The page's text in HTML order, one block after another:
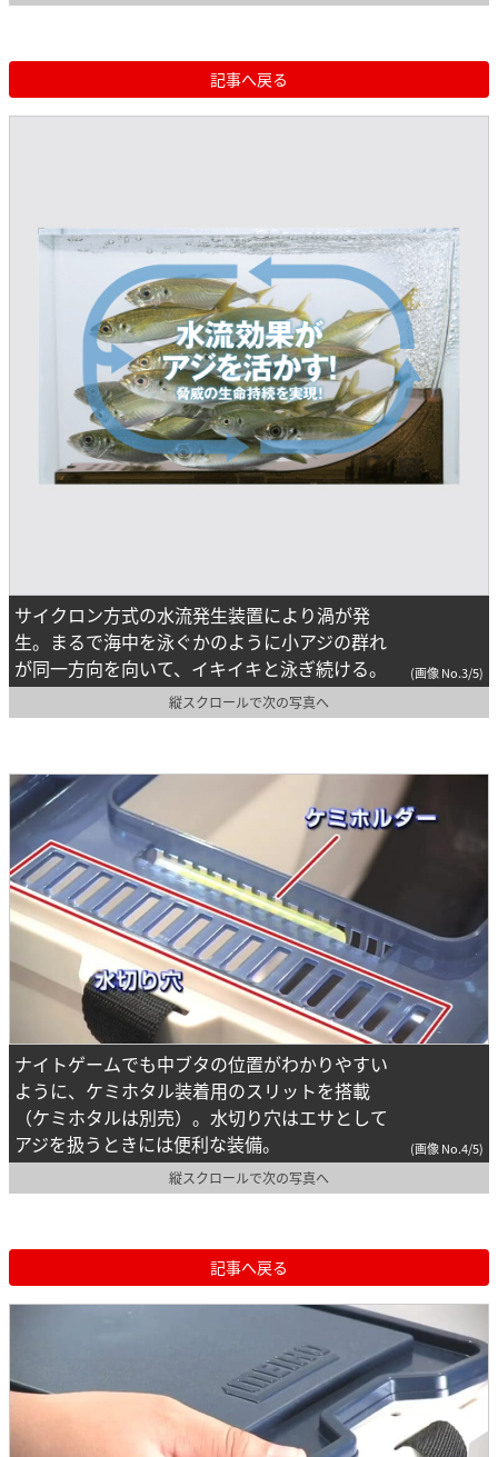
記事へ戻る
サイクロン方式の水流発生装置により渦が発
生。まるで海中を泳ぐかのように小アジの群れ
が同一方向を向いて、イキイキと泳ぎ続ける。
(画像 No.3/5)
縦スクロールで次の写真へ
ナイトゲームでも中ブタの位置がわかりやすい
ように、ケミホタル装着用のスリットを搭載
（ケミホタルは別売）。水切り穴はエサとして
アジを扱うときには便利な装備。
(画像 No.4/5)
縦スクロールで次の写真へ
記事へ戻る